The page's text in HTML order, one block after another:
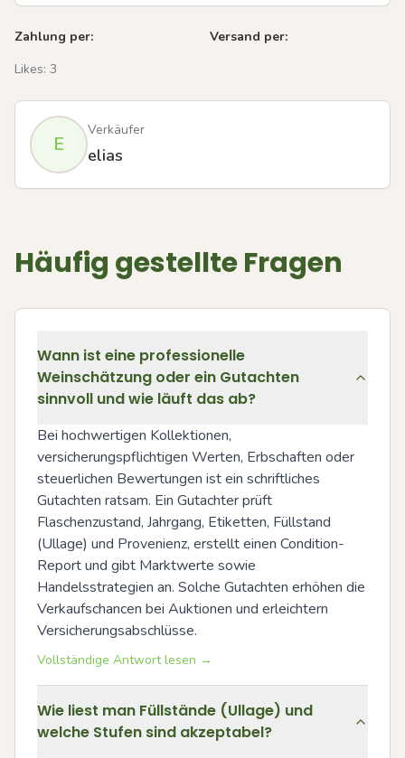
Zahlung per:
Versand per:
Likes: 3
E
Verkäufer
elias
Häufig gestellte Fragen
Wann ist eine professionelle
Weinschätzung oder ein Gutachten
sinnvoll und wie läuft das ab?
Bei hochwertigen Kollektionen,
versicherungspflichtigen Werten, Erbschaften oder
steuerlichen Bewertungen ist ein schriftliches
Gutachten ratsam. Ein Gutachter prüft
Flaschenzustand, Jahrgang, Etiketten, Füllstand
(Ullage) und Provenienz, erstellt einen Condition-
Report und gibt Marktwerte sowie
Handelsstrategien an. Solche Gutachten erhöhen die
Verkaufschancen bei Auktionen und erleichtern
Versicherungsabschlüsse.
Vollständige Antwort lesen →
Wie liest man Füllstände (Ullage) und
welche Stufen sind akzeptabel?